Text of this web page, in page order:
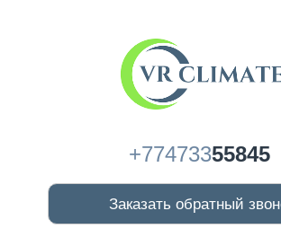
+77473355845
Заказать обратный